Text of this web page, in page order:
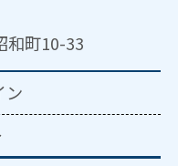
町10-33
ン